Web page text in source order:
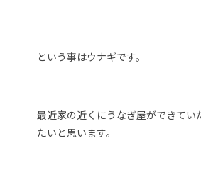
という事はウナギです。
最近家の近くにうなぎ屋ができてい
たいと思います。